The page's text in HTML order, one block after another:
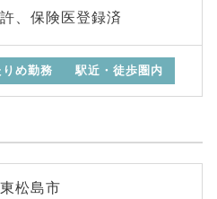
、保険医登録済
りめ勤務 駅近・徒歩圏内
松島市